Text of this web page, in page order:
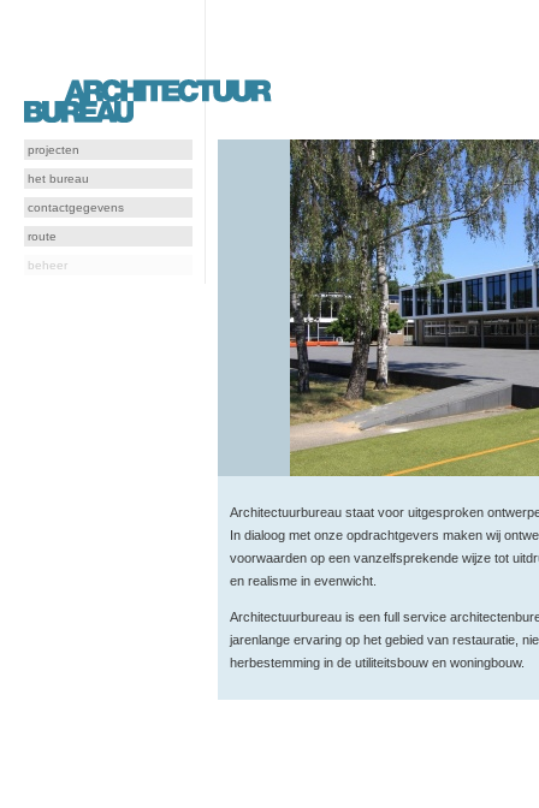
projecten
het bureau
contactgegevens
route
beheer
Architectuurbureau staat voor uitgesproken
In dialoog met onze opdrachtgevers maken wij
voorwaarden op een vanzelfsprekende wijze tot
en realisme in evenwicht.
Architectuurbureau is een full service
jarenlange ervaring op het gebied van restauratie,
herbestemming in de utiliteitsbouw en woningbouw.